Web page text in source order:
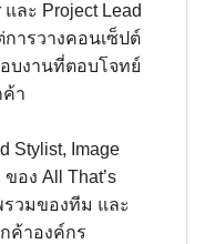
ละ Project Lead
ารวางคอนเซ็ปต์
บงานที่ตอบโจทย์
ค้า
Stylist, Image
อง All That’s
รวมของทีม และ
ค้าองค์กร